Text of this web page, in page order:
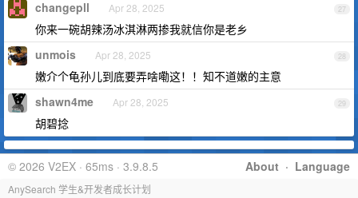
27
changepll Apr 28, 2025
你来一碗胡辣汤冰淇淋两掺我就信你是老乡
28
unmois Apr 28, 2025
嫩介个龟孙儿到底要弄啥嘞这！！知不道嫩的主意
29
shawn4me Apr 28, 2025
胡碧捻
About · Language
© 2026 V2EX · 65ms · 3.9.8.5
AnySearch 学生&开发者成长计划